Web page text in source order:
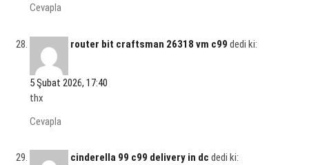
Cevapla
router bit craftsman 26318 vm c99 dedi ki:
5 Şubat 2026, 17:40
thx
Cevapla
cinderella 99 c99 delivery in dc dedi ki: